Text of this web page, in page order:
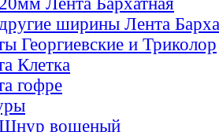
ширины Лента
Георгиевские и Триколор
Клетка
гофре
вощеный